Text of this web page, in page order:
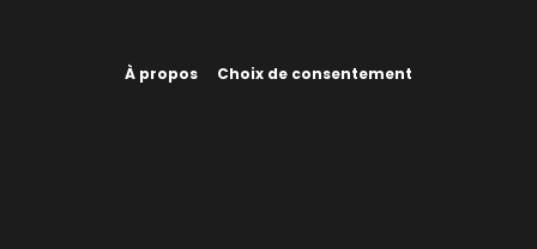
À propos Choix de consentement